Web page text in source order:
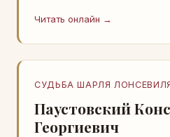
легального ко…
Читать онлайн →
СУДЬБА ШАРЛЯ
Паустовский
Георгиевич